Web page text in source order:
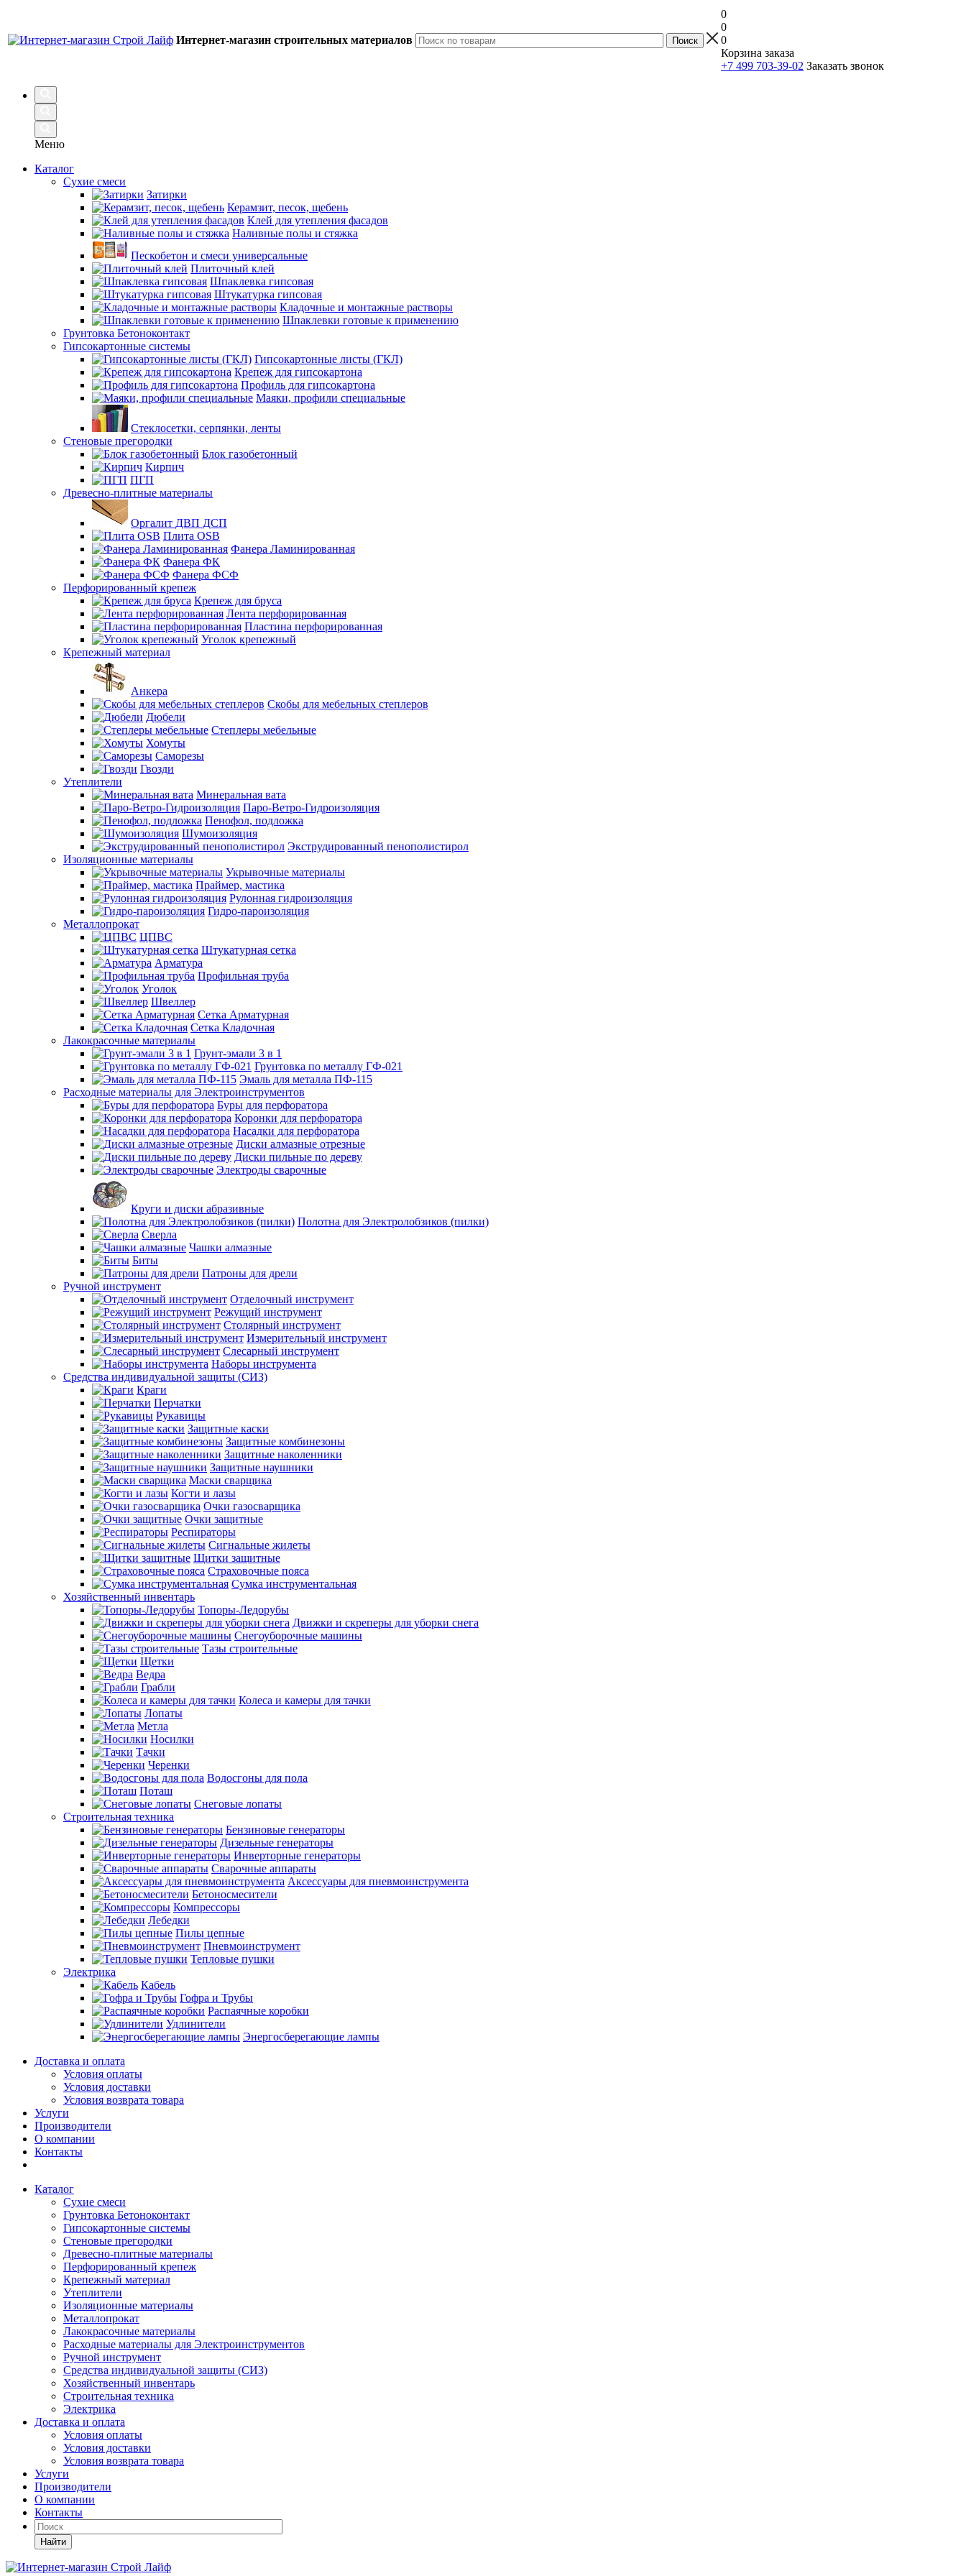
Интернет-магазин строительных материалов
0
0
0
Корзина заказа
+7 499 703-39-02 Заказать звонок
Меню
Каталог
Сухие смеси
Затирки
Керамзит, песок, щебень
Клей для утепления фасадов
Наливные полы и стяжка
Пескобетон и смеси универсальные
Плиточный клей
Шпаклевка гипсовая
Штукатурка гипсовая
Кладочные и монтажные растворы
Шпаклевки готовые к применению
Грунтовка Бетоноконтакт
Гипсокартонные системы
Гипсокартонные листы (ГКЛ)
Крепеж для гипсокартона
Профиль для гипсокартона
Маяки, профили специальные
Стеклосетки, серпянки, ленты
Стеновые прегородки
Блок газобетонный
Кирпич
ПГП
Древесно-плитные материалы
Оргалит ДВП ДСП
Плита OSB
Фанера Ламинированная
Фанера ФК
Фанера ФСФ
Перфорированный крепеж
Крепеж для бруса
Лента перфорированная
Пластина перфорированная
Уголок крепежный
Крепежный материал
Анкера
Скобы для мебельных степлеров
Дюбели
Степлеры мебельные
Хомуты
Саморезы
Гвозди
Утеплители
Минеральная вата
Паро-Ветро-Гидроизоляция
Пенофол, подложка
Шумоизоляция
Экструдированный пенополистирол
Изоляционные материалы
Укрывочные материалы
Праймер, мастика
Рулонная гидроизоляция
Гидро-пароизоляция
Металлопрокат
ЦПВС
Штукатурная сетка
Арматура
Профильная труба
Уголок
Швеллер
Сетка Арматурная
Сетка Кладочная
Лакокрасочные материалы
Грунт-эмали 3 в 1
Грунтовка по металлу ГФ-021
Эмаль для металла ПФ-115
Расходные материалы для Электроинструментов
Буры для перфоратора
Коронки для перфоратора
Насадки для перфоратора
Диски алмазные отрезные
Диски пильные по дереву
Электроды сварочные
Круги и диски абразивные
Полотна для Электролобзиков (пилки)
Сверла
Чашки алмазные
Биты
Патроны для дрели
Ручной инструмент
Отделочный инструмент
Режущий инструмент
Столярный инструмент
Измерительный инструмент
Слесарный инструмент
Наборы инструмента
Средства индивидуальной защиты (СИЗ)
Краги
Перчатки
Рукавицы
Защитные каски
Защитные комбинезоны
Защитные наколенники
Защитные наушники
Маски сварщика
Когти и лазы
Очки газосварщика
Очки защитные
Респираторы
Сигнальные жилеты
Щитки защитные
Страховочные пояса
Сумка инструментальная
Хозяйственный инвентарь
Топоры-Ледорубы
Движки и скреперы для уборки снега
Снегоуборочные машины
Тазы строительные
Щетки
Ведра
Грабли
Колеса и камеры для тачки
Лопаты
Метла
Носилки
Тачки
Черенки
Водосгоны для пола
Поташ
Снеговые лопаты
Строительная техника
Бензиновые генераторы
Дизельные генераторы
Инверторные генераторы
Сварочные аппараты
Аксессуары для пневмоинструмента
Бетоносмесители
Компрессоры
Лебедки
Пилы цепные
Пневмоинструмент
Тепловые пушки
Электрика
Кабель
Гофра и Трубы
Распаячные коробки
Удлинители
Энергосберегающие лампы
Доставка и оплата
Условия оплаты
Условия доставки
Условия возврата товара
Услуги
Производители
О компании
Контакты
Каталог
Сухие смеси
Грунтовка Бетоноконтакт
Гипсокартонные системы
Стеновые прегородки
Древесно-плитные материалы
Перфорированный крепеж
Крепежный материал
Утеплители
Изоляционные материалы
Металлопрокат
Лакокрасочные материалы
Расходные материалы для Электроинструментов
Ручной инструмент
Средства индивидуальной защиты (СИЗ)
Хозяйственный инвентарь
Строительная техника
Электрика
Доставка и оплата
Условия оплаты
Условия доставки
Условия возврата товара
Услуги
Производители
О компании
Контакты
Найти